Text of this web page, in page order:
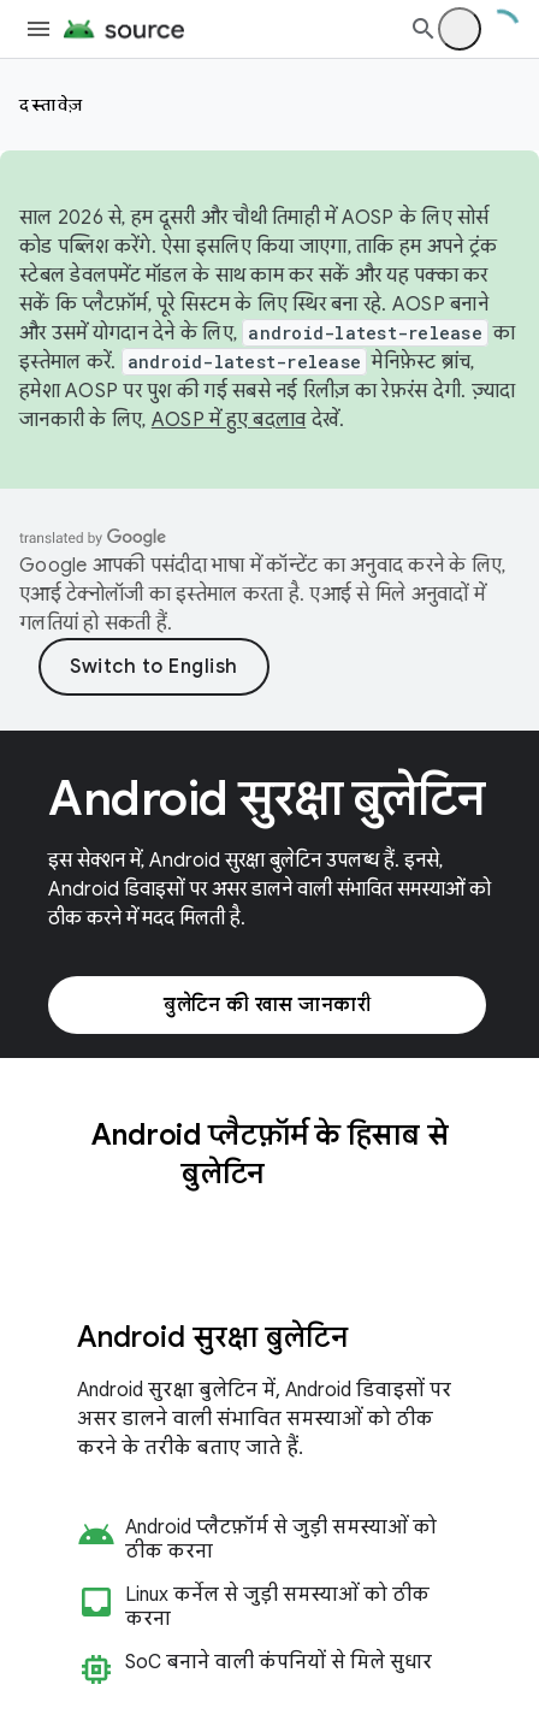
दस्तावेज़
साल 2026 से, हम दूसरी और चौथी तिमाही में AOSP के लिए सोर्स
कोड पब्लिश करेंगे. ऐसा इसलिए किया जाएगा, ताकि हम अपने ट्रंक
स्टेबल डेवलपमेंट मॉडल के साथ काम कर सकें और यह पक्का कर
सकें कि प्लैटफ़ॉर्म, पूरे सिस्टम के लिए स्थिर बना रहे. AOSP बनाने
और उसमें योगदान देने के लिए, android-latest-release का
इस्तेमाल करें.
android-latest-release मेनिफ़ेस्ट ब्रांच,
हमेशा AOSP पर पुश की गई सबसे नई रिलीज़ का रेफ़रंस देगी. ज़्यादा
जानकारी के लिए, AOSP में हुए बदलावदेखें.
Google आपकी पसंदीदा भाषा में कॉन्टेंट का अनुवाद करने के लिए,
एआई टेक्नोलॉजी का इस्तेमाल करता है. एआई से मिले अनुवादों में
गलतियां हो सकती हैं.
Android सुरक्षा बुलेटिन
इस सेक्शन में, Android सुरक्षा बुलेटिन उपलब्ध हैं. इनसे,
Android डिवाइसों पर असर डालने वाली संभावित समस्याओं को
ठीक करने में मदद मिलती है.
बुलेटिन की खास जानकारी
Android प्लैटफ़ॉर्म के हिसाब से
बुलेटिन
Android सुरक्षा बुलेटिन
Android सुरक्षा बुलेटिन में, Android डिवाइसों पर
असर डालने वाली संभावित समस्याओं को ठीक
करने के तरीके बताए जाते हैं.
android Android प्लैटफ़ॉर्म से जुड़ी समस्याओं को
ठीक करना
inbox_customize
Linux कर्नेल से जुड़ी समस्याओं को ठीक
करना
memory SoC बनाने वाली कंपनियों से मिले सुधार